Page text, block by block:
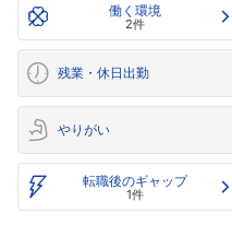
働く環境
2件
残業・休日出勤
やりがい
転職後のギャップ
1件